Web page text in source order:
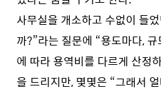
사무실을 개소하고 수없이 들
까?”라는 질문에 “용도마다,
에 따라 용역비를 다르게 산정
을 드리지만, 몇몇은 “그래서